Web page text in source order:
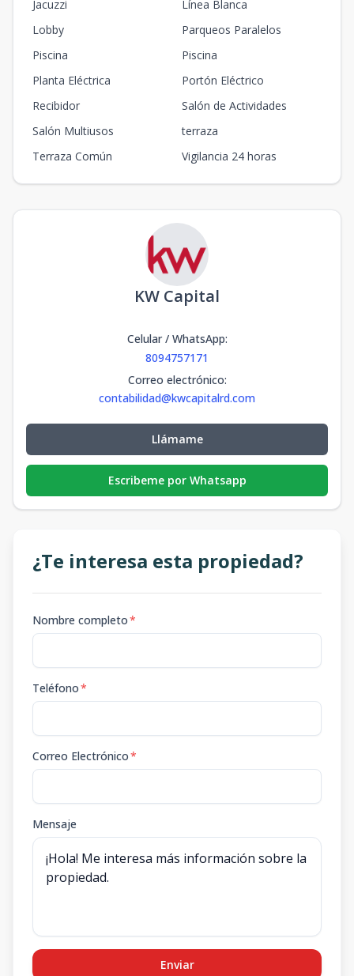
Jacuzzi
Línea Blanca
Lobby
Parqueos Paralelos
Piscina
Piscina
Planta Eléctrica
Portón Eléctrico
Recibidor
Salón de Actividades
Salón Multiusos
terraza
Terraza Común
Vigilancia 24 horas
KW Capital
Celular / WhatsApp:
8094757171
Correo electrónico:
contabilidad@kwcapitalrd.com
Llámame
Escribeme por Whatsapp
¿Te interesa esta propiedad?
Nombre completo*
Teléfono*
Correo Electrónico*
Mensaje
Enviar